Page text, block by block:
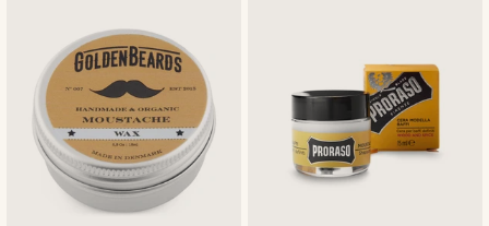
Prix décroissant